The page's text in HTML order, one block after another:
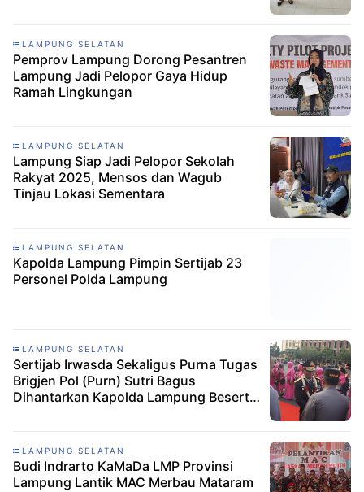
LAMPUNG SELATAN
Pemprov Lampung Dorong Pesantren
Lampung Jadi Pelopor Gaya Hidup
Ramah Lingkungan
LAMPUNG SELATAN
Lampung Siap Jadi Pelopor Sekolah
Rakyat 2025, Mensos dan Wagub
Tinjau Lokasi Sementara
LAMPUNG SELATAN
Kapolda Lampung Pimpin Sertijab 23
Personel Polda Lampung
LAMPUNG SELATAN
Sertijab Irwasda Sekaligus Purna Tugas
Brigjen Pol (Purn) Sutri Bagus
Dihantarkan Kapolda Lampung Beserta
LAMPUNG SELATAN
Budi Indrarto KaMaDa LMP Provinsi
Lampung Lantik MAC Merbau Mataram